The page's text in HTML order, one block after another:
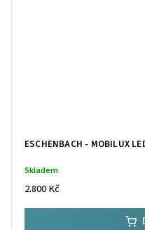
ESCHENBACH - MOBILUX
Skladem
2.800 Kč